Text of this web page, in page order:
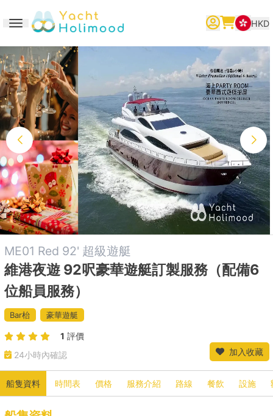
Toggle navigation
繁體中文 English 简体中文
HKD
ME01 Red 92' 超級遊艇
維港夜遊 92呎豪華遊艇訂製服務（配備6
位船員服務）
Bar枱 豪華遊艇
1 評價
24小時內確認
加入收藏
船隻資料 時間表 價格 服務介紹 路線 餐飲 設施